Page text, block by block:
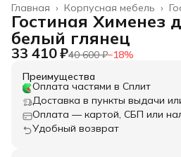
Корпусная мебель ›
Главная ›
Гостиная Хименез
белый глянец
33 410 ₽40 600 ₽−18%
Преимущества
Оплата частями в Сплит
Доставка в пункты выдачи
Оплата — картой, СБП или
Удобный возврат